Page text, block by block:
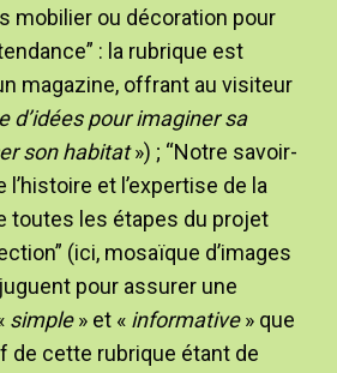
mobilier ou décoration pour
: la rubrique est
magazine, offrant au visiteur
d’idées pour imaginer sa
son habitat») ; “Notre savoir-
l’histoire et l’expertise de la
toutes les étapes du projet
(ici, mosaïque d’images
pour assurer une
simple» et « informative» que
de cette rubrique étant de